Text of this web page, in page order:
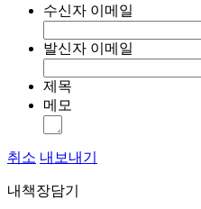
수신자 이메일
발신자 이메일
제목
메모
취소 내보내기
내책장담기